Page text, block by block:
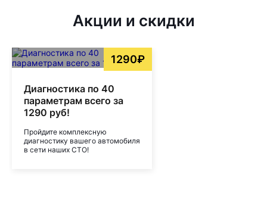
Акции и скидки
1290₽
Диагностика по 40
параметрам всего за
1290 руб!
Пройдите комплексную
диагностику вашего автомобиля
в сети наших СТО!